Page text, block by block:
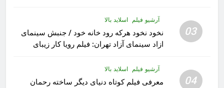
03
آرشیو فیلم اسلاید بالا
نخود نخود هرکه رود خانه خود / جنبش سینمای
ازاد سینمای آزاد تهران: فیلم رویا کار زیبای
04
آرشیو فیلم اسلاید بالا
معرفی فیلم کوتاه دنیای دیگر ساخته رحمان